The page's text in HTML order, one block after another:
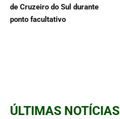
de Cruzeiro do Sul durante
ponto facultativo
ÚLTIMAS NOTÍCIAS